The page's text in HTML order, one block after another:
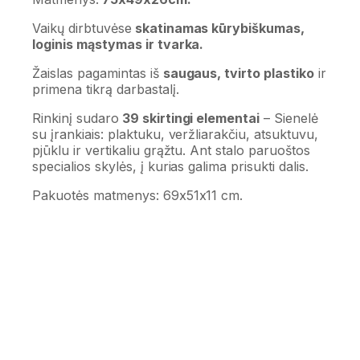
Vaikų dirbtuvėse skatinamas kūrybiškumas,
loginis mąstymas ir tvarka.
Žaislas pagamintas iš saugaus, tvirto plastiko ir
primena tikrą darbastalį.
Rinkinį sudaro 39 skirtingi elementai – Sienelė
su įrankiais: plaktuku, veržliarakčiu, atsuktuvu,
pjūklu ir vertikaliu grąžtu. Ant stalo paruoštos
specialios skylės, į kurias galima prisukti dalis.
Pakuotės matmenys: 69x51x11 cm.